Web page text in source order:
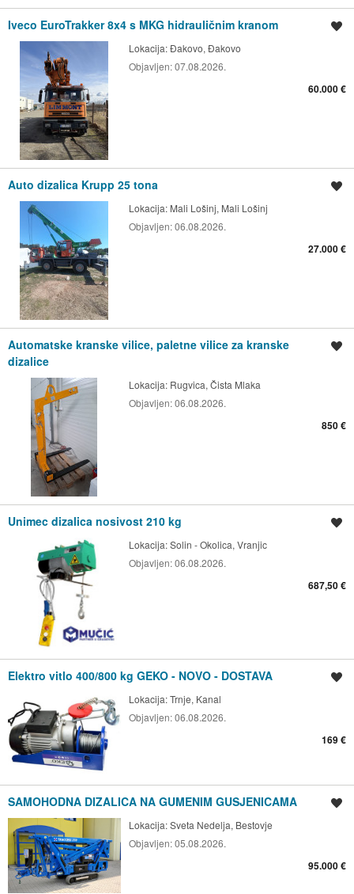
Iveco EuroTrakker 8x4 s MKG hidrauličnim kranom
Lokacija:Đakovo, Đakovo
Objavljen:07.08.2026.
60.000 €
Auto dizalica Krupp 25 tona
Lokacija: Mali Lošinj, Mali Lošinj
Objavljen:06.08.2026.
27.000 €
Automatske kranske vilice, paletne vilice za kranske
dizalice
Lokacija: Rugvica, Čista Mlaka
Objavljen:06.08.2026.
850 €
Unimec dizalica nosivost 210 kg
Lokacija:Solin - Okolica, Vranjic
Objavljen:06.08.2026.
687,50 €
Elektro vitlo 400/800 kg GEKO - NOVO - DOSTAVA
Lokacija:Trnje, Kanal
Objavljen:06.08.2026.
169 €
SAMOHODNA DIZALICA NA GUMENIM GUSJENICAMA
Lokacija:Sveta Nedelja, Bestovje
Objavljen:05.08.2026.
95.000 €